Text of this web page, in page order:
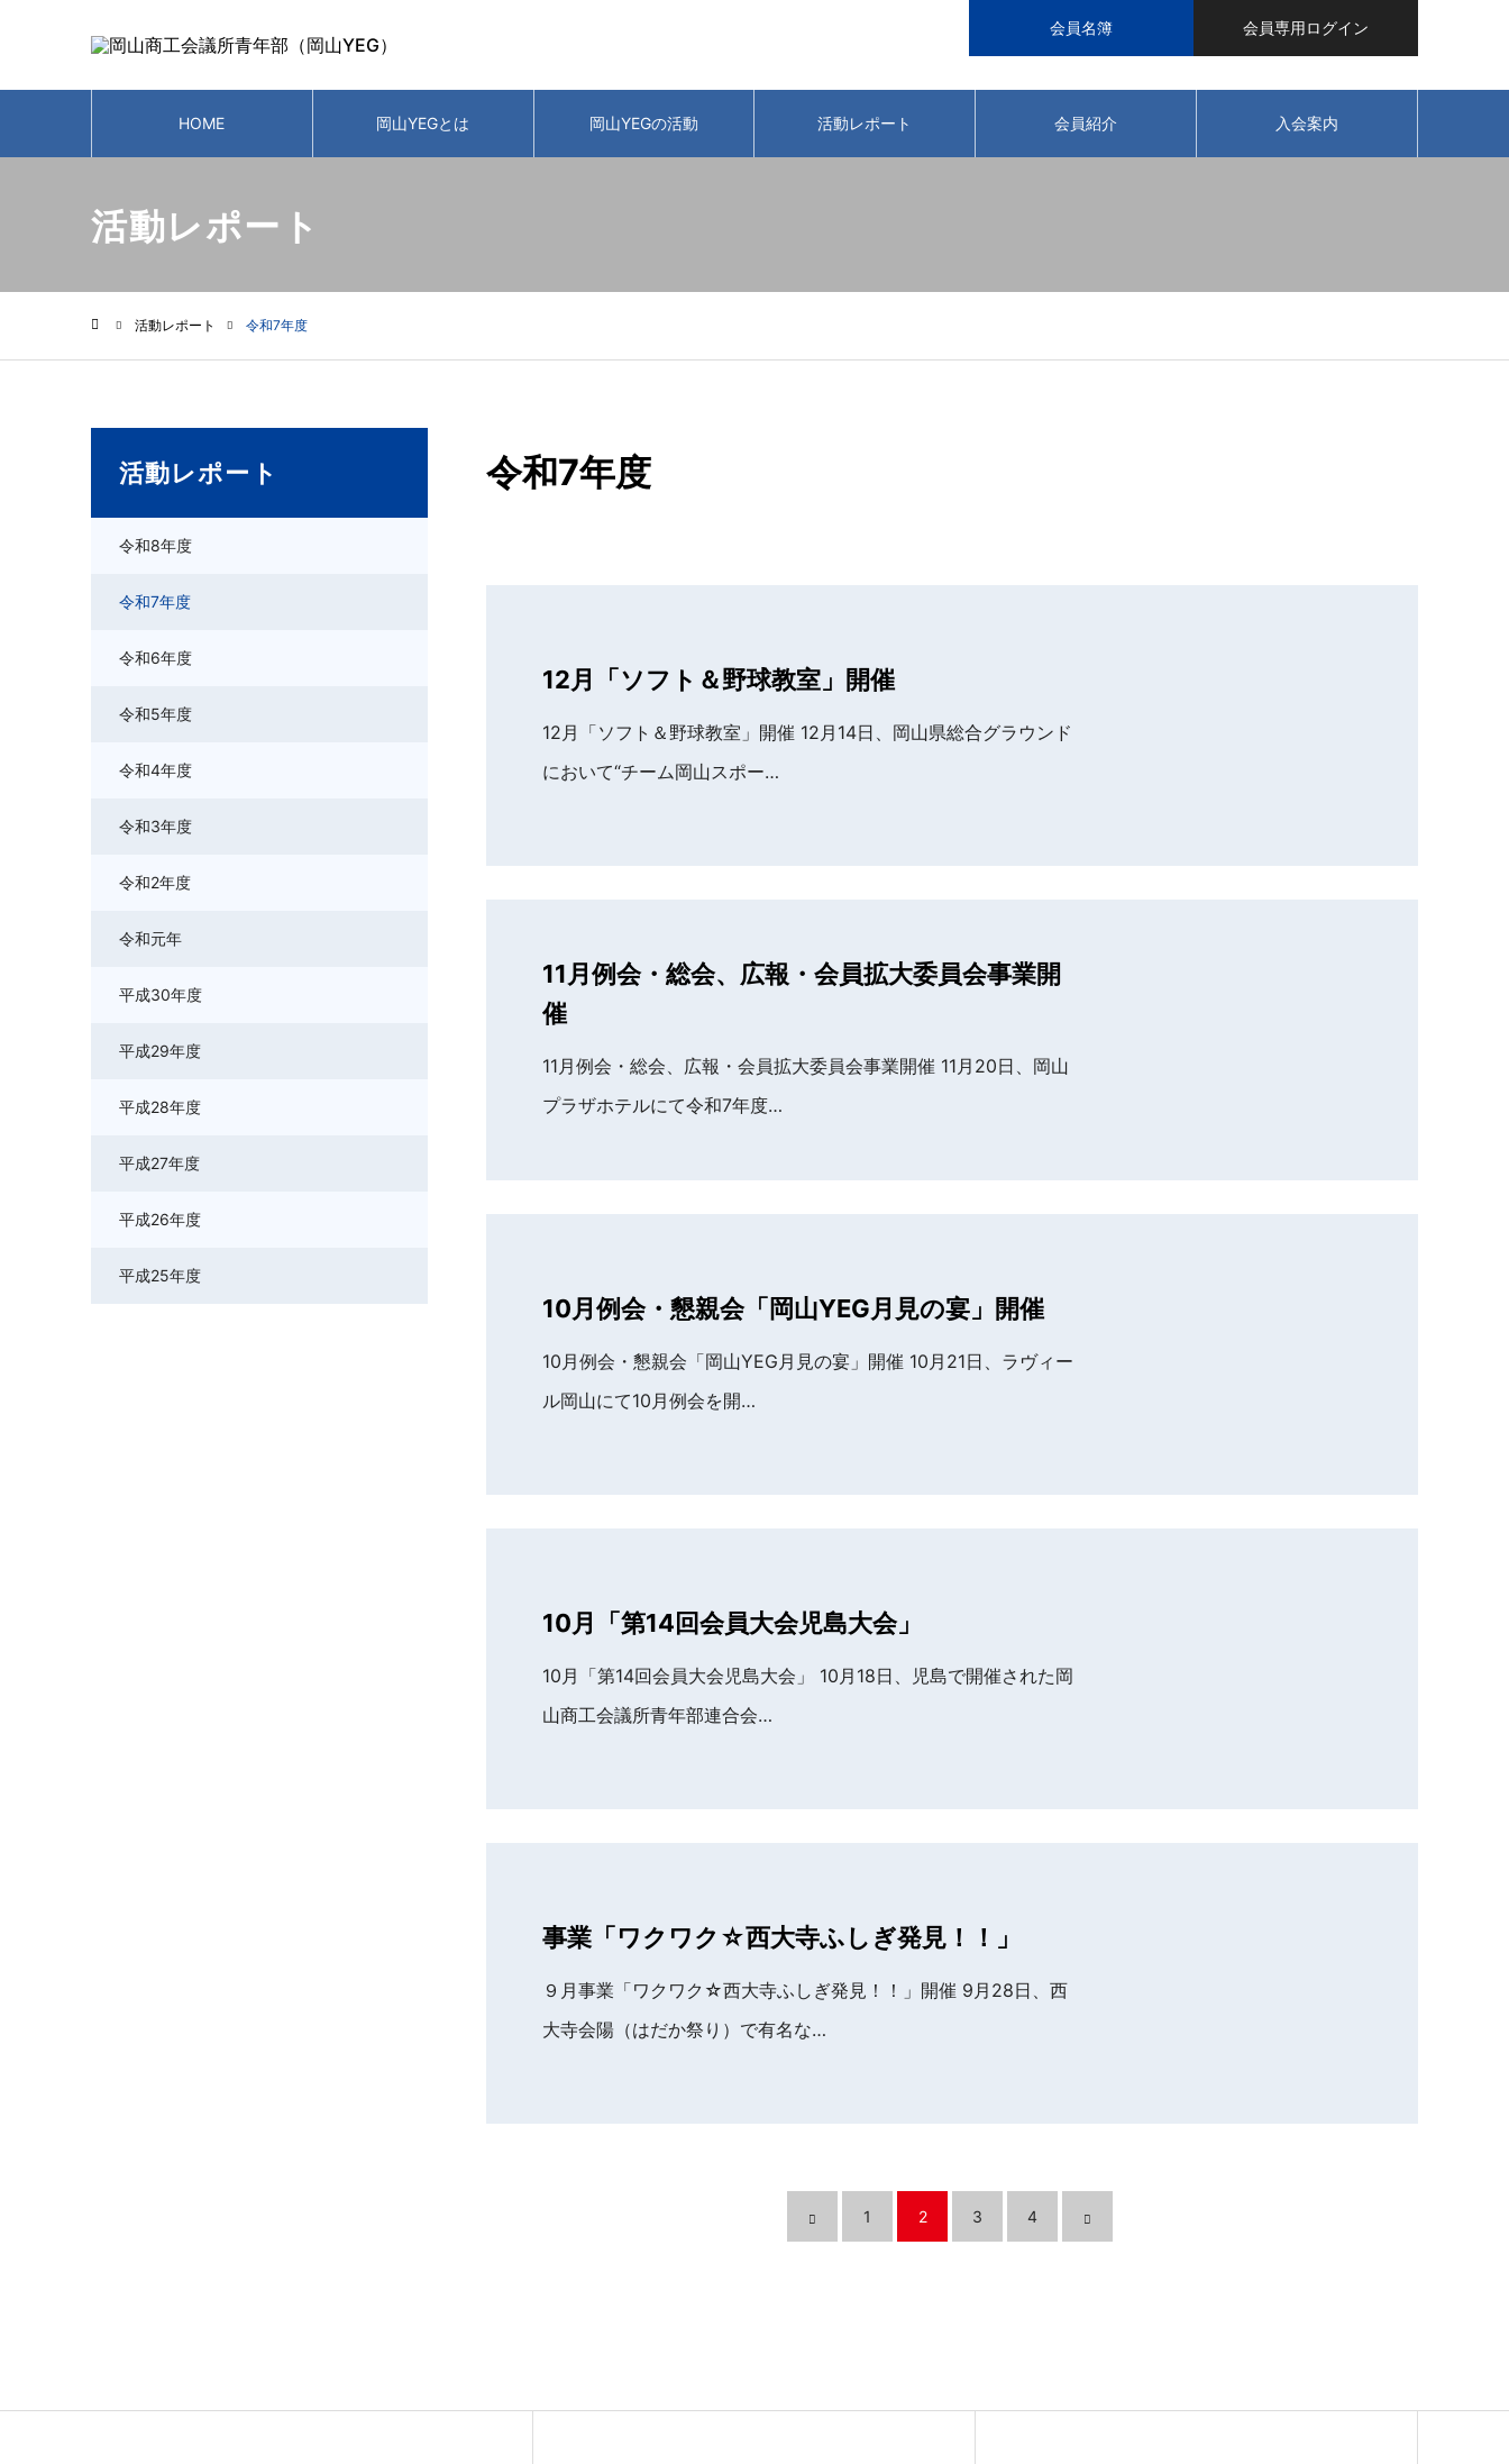
会員名簿 会員専用ログイン
HOME 岡山YEGとは 岡山YEGの活動 活動レポート 会員紹介 入会案内
活動レポート
活動レポート 令和7年度
令和7年度
12月「ソフト＆野球教室」開催
12月「ソフト＆野球教室」開催 12月14日、岡山県総合グラウンド
において“チーム岡山スポー…
11月例会・総会、広報・会員拡大委員会事業開
催
11月例会・総会、広報・会員拡大委員会事業開催 11月20日、岡山
プラザホテルにて令和7年度…
10月例会・懇親会「岡山YEG月見の宴」開催
10月例会・懇親会「岡山YEG月見の宴」開催 10月21日、ラヴィー
ル岡山にて10月例会を開…
10月「第14回会員大会児島大会」
10月「第14回会員大会児島大会」 10月18日、児島で開催された岡
山商工会議所青年部連合会…
事業「ワクワク☆西大寺ふしぎ発見！！」
９月事業「ワクワク☆西大寺ふしぎ発見！！」開催 9月28日、西
大寺会陽（はだか祭り）で有名な…
1 2 3 4
活動レポート
令和8年度
令和7年度
令和6年度
令和5年度
令和4年度
令和3年度
令和2年度
令和元年
平成30年度
平成29年度
平成28年度
平成27年度
平成26年度
平成25年度